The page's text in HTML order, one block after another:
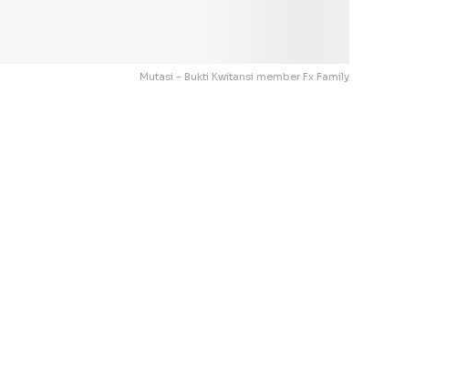
Mutasi - Bukti Kwitansi member Fx Family